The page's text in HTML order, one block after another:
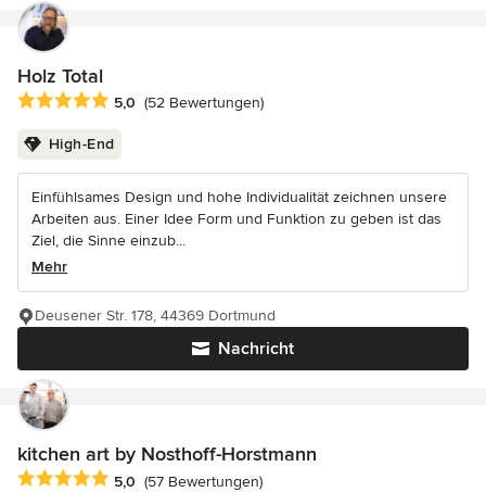
Holz Total
Durchschnittliche Bewertung: 5 von 5 Sternen
5,0 (52 Bewertungen)
High-End
Einfühlsames Design und hohe Individualität zeichnen unsere
Arbeiten aus. Einer Idee Form und Funktion zu geben ist das
Ziel, die Sinne einzub...
Mehr
Nachricht
Deusener Str. 178, 44369 Dortmund
kitchen art by Nosthoff-Horstmann
Durchschnittliche Bewertung: 5 von 5 Sternen
5,0 (57 Bewertungen)